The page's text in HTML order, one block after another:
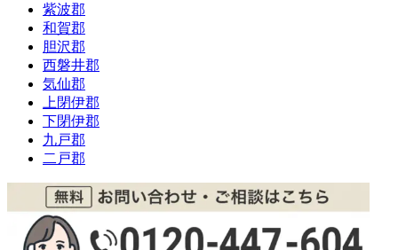
紫波郡
和賀郡
胆沢郡
西磐井郡
気仙郡
上閉伊郡
下閉伊郡
九戸郡
二戸郡